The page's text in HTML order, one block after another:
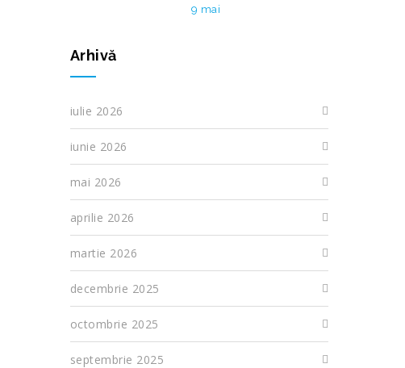
9 mai
Arhivă
iulie 2026
iunie 2026
mai 2026
aprilie 2026
martie 2026
decembrie 2025
octombrie 2025
septembrie 2025